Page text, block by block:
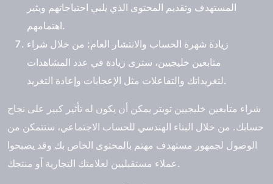
المستهدف وتقديم المحتوى الذي يلبي احتياجاتهم ويثير
اهتمامهم.
زيادة شهرة الحساب والانتشار العام: من خلال شراء
متابعين خليجيين، سترى زيادة في عدد المشاهدات
لتغريداتك والتفاعلات مثل الإعجابات وإعادة التغريد.
شراء متابعين خليجيين تويتر يمكن أن يكون له تأثير كبير على نجاح
حسابك. من خلال البناء الهندسي للحساب الاجتماعي، ستتمكن من
الوصول لجمهور مستهدف مهتم بالمحتوى الخاص بك وقد يصبحوا
عملاء مستقبليين لعلامتك التجارية أو منتجك.